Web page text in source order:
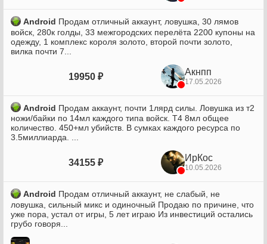
Android Продам отличный аккаунт, ловушка, 30 лямов
войск, 280к голды, 33 межгородских перелёта 2200 купоны на
одежду, 1 комплекс короля золото, второй почти золото,
вилка почти 7...
19950 ₽ Акнпп
17.05.2026
Android Продам аккаунт, почти 1лярд силы. Ловушка из т2
ножи/байки по 14мл каждого типа войск. Т4 8мл общее
количество. 450+мл убийств. В сумках каждого ресурса по
3.5миллиарда. ...
34155 ₽ ИрКос
10.05.2026
Android Продам отличный аккаунт, не слабый, не
ловушка, сильный микс и одиночный Продаю по причине, что
уже пора, устал от игры, 5 лет играю Из инвестиций остались
грубо говоря...